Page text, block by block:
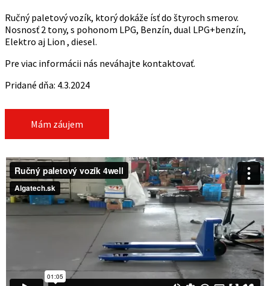
Ručný paletový vozík, ktorý dokáže ísť do štyroch smerov.
Nosnosť 2 tony, s pohonom LPG, Benzín, dual LPG+benzín,
Elektro aj Lion , diesel.
Pre viac informácii nás neváhajte kontaktovať.
Pridané dňa: 4.3.2024
Mám záujem